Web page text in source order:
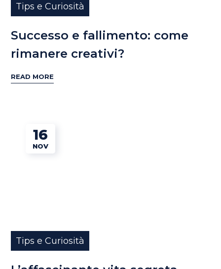
Tips e Curiosità
Successo e fallimento: come
rimanere creativi?
READ MORE
16
NOV
Tips e Curiosità